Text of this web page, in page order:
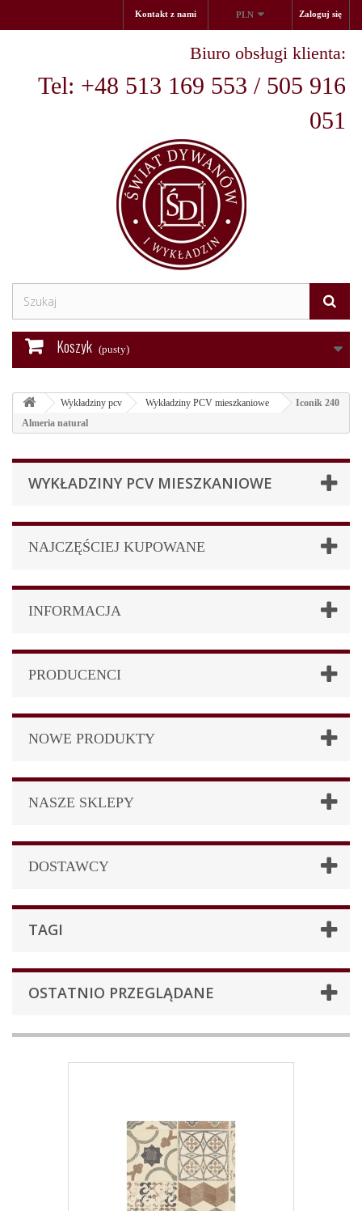
Zaloguj się
PLN
Kontakt z nami
Biuro obsługi klienta:
Tel: +48 513 169 553 / 505 916
051
Koszyk (pusty)
Wykładziny pcv Wykładziny PCV mieszkaniowe
Iconik 240
Almeria natural
WYKŁADZINY PCV MIESZKANIOWE
NAJCZĘŚCIEJ KUPOWANE
INFORMACJA
PRODUCENCI
NOWE PRODUKTY
NASZE SKLEPY
DOSTAWCY
TAGI
OSTATNIO PRZEGLĄDANE